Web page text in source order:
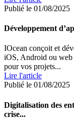
Publié le 01/08/2025
Développement
IOcean conçoit et
iOS, Android ou web
pour vos projets...
Lire l'article
Publié le 01/08/2025
Digitalisation des
crise...